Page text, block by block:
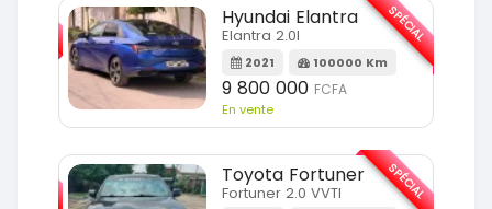
Hyundai Elantra
Elantra 2.0l
2021 100000 Km
9 800 000 FCFA
En vente
SPÉCIAL
Toyota Fortuner
Fortuner 2.0 VVTI SPÉCIAL